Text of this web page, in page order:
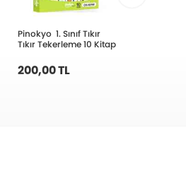
Pinokyo 1. Sınıf Tıkır
Tıkır Tekerleme 10 Kitap
200,00 TL